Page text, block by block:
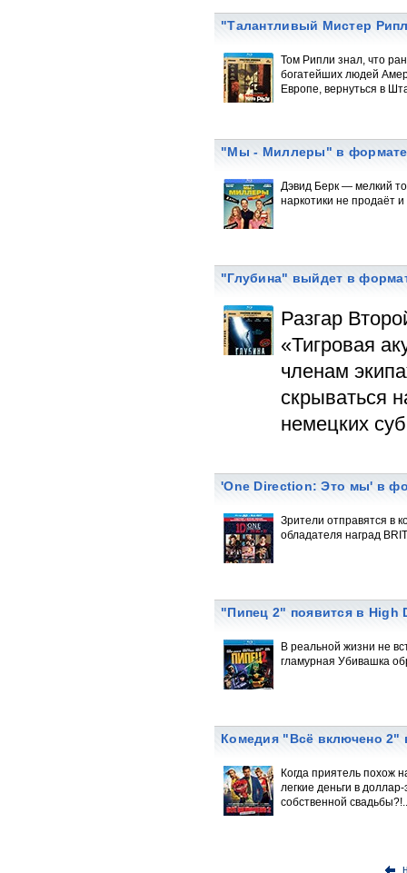
"Талантливый Мистер
Том Рипли знал, что
богатейших людей
Европе, вернуться в
"Мы - Миллеры" в формате
Дэвид Берк — мелкий
наркотики не продаёт
"Глубина" выйдет в
Разгар
«Тигровая
членам
скрываться
немецких
'One Direction: Это мы' в
Зрители отправятся в
обладателя наград
"Пипец 2" появится в High
В реальной жизни не
гламурная Убивашка
Комедия "Всё включено 2"
Когда приятель похож
легкие деньги в
собственной свадьбы?!..